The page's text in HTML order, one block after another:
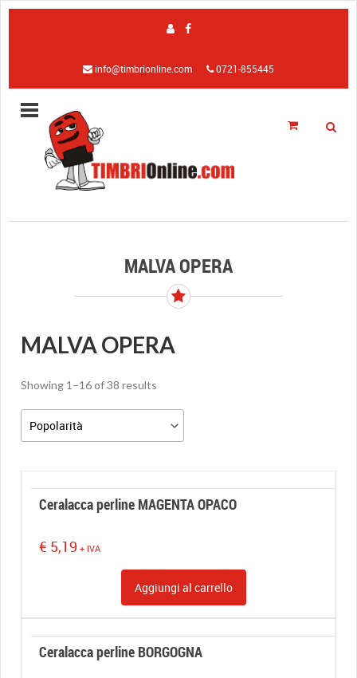
info@timbrionline.com 0721-855445
MALVA OPERA
MALVA OPERA
Showing 1–16 of 38 results
Ceralacca perline MAGENTA OPACO
€ 5,19 + IVA
Aggiungi al carrello
Ceralacca perline BORGOGNA